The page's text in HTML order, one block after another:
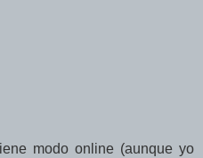
modo online (aunque yo